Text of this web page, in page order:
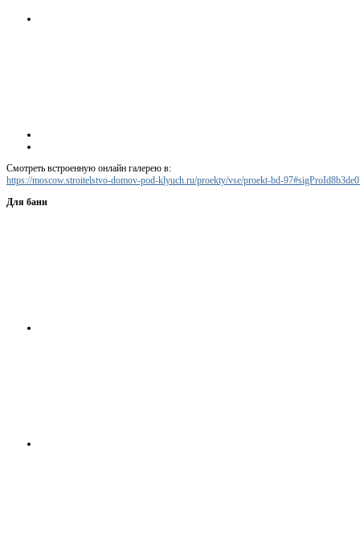
Смотреть встроенную онлайн галерею в:
https://moscow.stroitelstvo-domov-pod-klyuch.ru/proekty/vse/proekt-bd-
Для бани